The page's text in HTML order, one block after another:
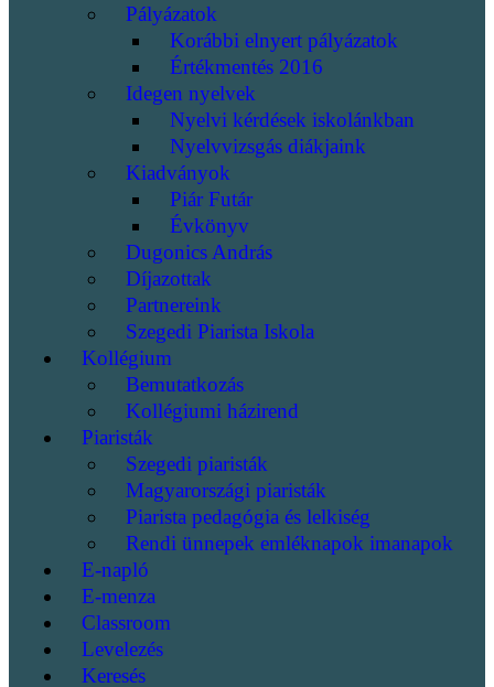
Pályázatok
Korábbi elnyert pályázatok
Értékmentés 2016
Idegen nyelvek
Nyelvi kérdések iskolánkban
Nyelvvizsgás diákjaink
Kiadványok
Piár Futár
Évkönyv
Dugonics András
Díjazottak
Partnereink
Szegedi Piarista Iskola
Kollégium
Bemutatkozás
Kollégiumi házirend
Piaristák
Szegedi piaristák
Magyarországi piaristák
Piarista pedagógia és lelkiség
Rendi ünnepek emléknapok imanapok
E-napló
E-menza
Classroom
Levelezés
Keresés